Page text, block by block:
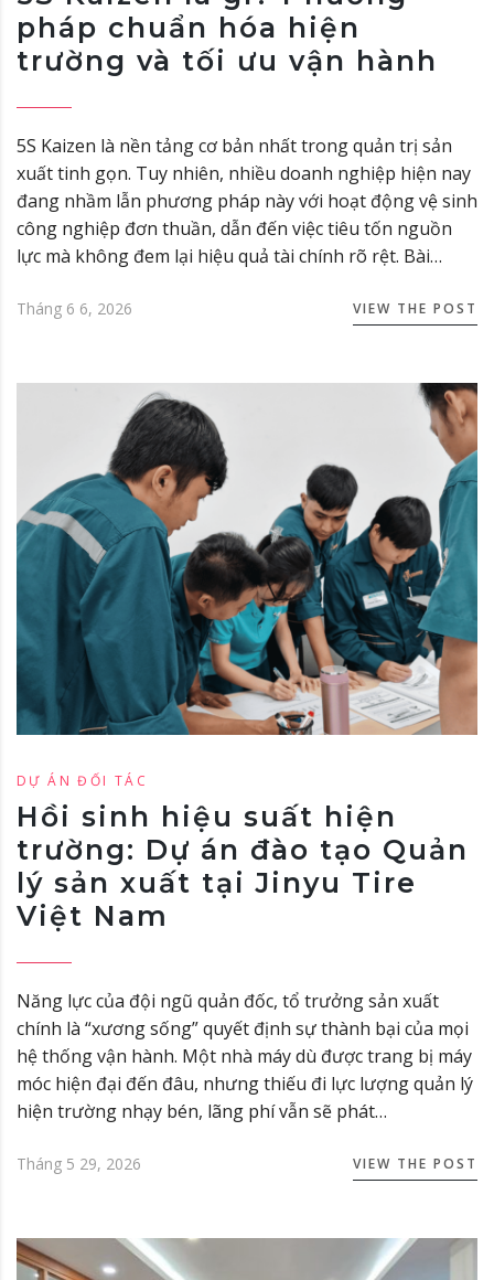
pháp chuẩn hóa hiện
trường và tối ưu vận hành
5S Kaizen là nền tảng cơ bản nhất trong quản trị sản
xuất tinh gọn. Tuy nhiên, nhiều doanh nghiệp hiện nay
đang nhầm lẫn phương pháp này với hoạt động vệ sinh
công nghiệp đơn thuần, dẫn đến việc tiêu tốn nguồn
lực mà không đem lại hiệu quả tài chính rõ rệt. Bài…
Tháng 6 6, 2026 VIEW THE POST
DỰ ÁNĐỐI TÁC
Hồi sinh hiệu suất hiện
trường: Dự án đào tạo Quản
lý sản xuất tại Jinyu Tire
Việt Nam
Năng lực của đội ngũ quản đốc, tổ trưởng sản xuất
chính là “xương sống” quyết định sự thành bại của mọi
hệ thống vận hành. Một nhà máy dù được trang bị máy
móc hiện đại đến đâu, nhưng thiếu đi lực lượng quản lý
hiện trường nhạy bén, lãng phí vẫn sẽ phát…
Tháng 5 29, 2026 VIEW THE POST